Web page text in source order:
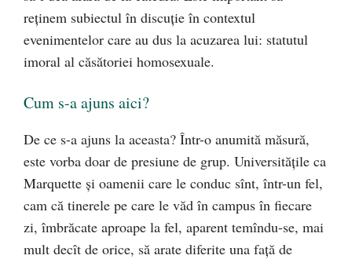
reținem subiectul în discuție în contextul
evenimentelor care au dus la acuzarea lui: statutul
imoral al căsătoriei homosexuale.
Cum s-a ajuns aici?
De ce s-a ajuns la aceasta? Într-o anumită măsură,
este vorba doar de presiune de grup. Universitățile ca
Marquette și oamenii care le conduc sînt, într-un fel,
cam că tinerele pe care le văd în campus în fiecare
zi, îmbrăcate aproape la fel, aparent temîndu-se, mai
mult decît de orice, să arate diferite una față de